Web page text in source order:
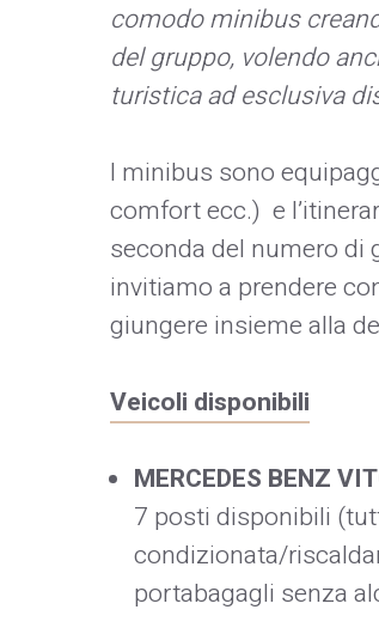
comodo minibus
del gruppo, volendo
turistica ad esclusiva
I minibus sono
comfort ecc.) e
seconda del numero di
invitiamo a prendere
giungere insieme alla
Veicoli disponibili
MERCEDES BENZ
7 posti disponibili
condizionata/
portabagagli senza